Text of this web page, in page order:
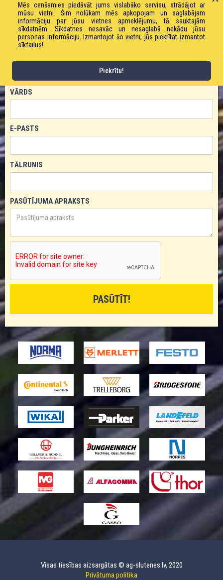
Svars: 205 g / m
Darba spiediens: 20 bāri
VĀRDS
E-PASTS
TĀLRUNIS
PASŪTĪJUMA APRAKSTS
Visas tiesības aizsargātas © ag-slutenes.lv, 2020
Privātuma politika
Mēs cenšamies piedāvāt jums vislabāko servisu, strādājot ar
mūsu vietni. Šim nolūkam mēs apkopojam un saglabājam
informāciju par jūsu vietnes apmeklējumu, tā sauktajām
sīkdatnēm. Sīkdatnes nesavāc un nesaglabā nekādu jūsu
personas informāciju. Izmantojot šo vietni, jūs piekrītat izmantot
sīkfailus!
Piekrītu!